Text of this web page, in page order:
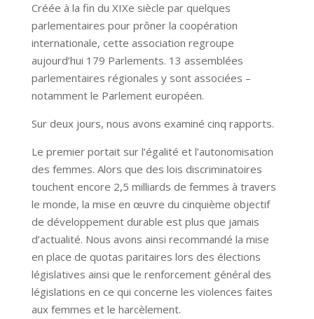
Créée à la fin du XIXe siècle par quelques
parlementaires pour prôner la coopération
internationale, cette association regroupe
aujourd’hui 179 Parlements. 13 assemblées
parlementaires régionales y sont associées –
notamment le Parlement européen.
Sur deux jours, nous avons examiné cinq rapports.
Le premier portait sur l’égalité et l’autonomisation
des femmes. Alors que des lois discriminatoires
touchent encore 2,5 milliards de femmes à travers
le monde, la mise en œuvre du cinquième objectif
de développement durable est plus que jamais
d’actualité. Nous avons ainsi recommandé la mise
en place de quotas paritaires lors des élections
législatives ainsi que le renforcement général des
législations en ce qui concerne les violences faites
aux femmes et le harcèlement.